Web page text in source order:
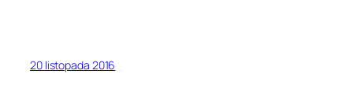
20 listopada 2016